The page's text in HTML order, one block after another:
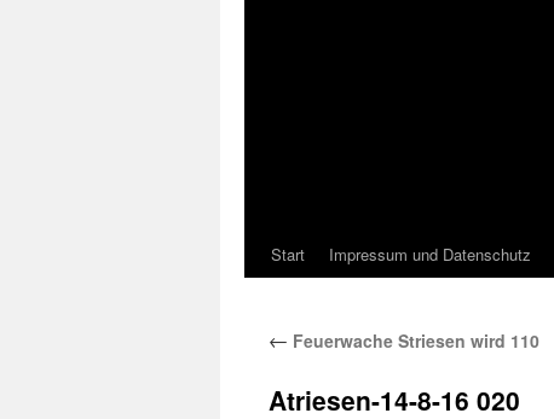
Start Impressum und Datenschutz
← Feuerwache Striesen wird 110
Atriesen-14-8-16 020